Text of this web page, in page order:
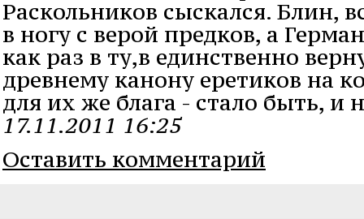
Раскольников сыскался. Блин,
в ногу с верой предков, а
как раз в ту,в единственно
древнему канону еретиков на
для их же блага - стало быть, и
17.11.2011 16:25
Оставить комментарий